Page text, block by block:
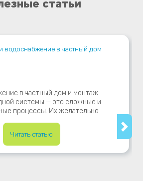
статьи
водоснабжение в частный дом
в частный дом и монтаж
системы — это сложные и
процессы. Их желательно
Читать статью